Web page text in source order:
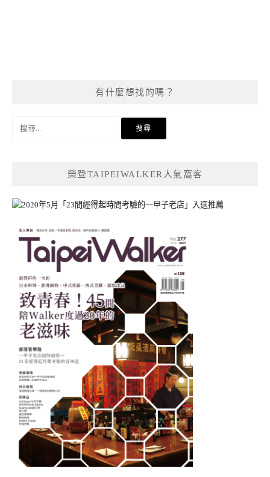
有什麼想找的嗎？
榮登TAIPEIWALKER人氣窩客